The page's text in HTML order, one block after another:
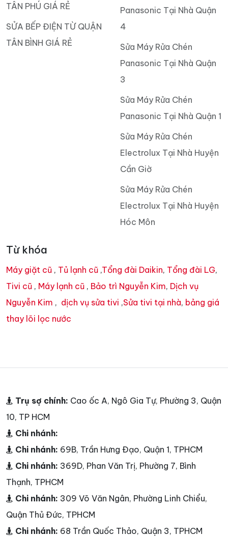
TÂN PHÚ GIÁ RẺ
SỬA BẾP ĐIỆN TỪ QUẬN
TÂN BÌNH GIÁ RẺ
Panasonic Tại Nhà Quận
4
Sửa Máy Rửa Chén
Panasonic Tại Nhà Quận
3
Sửa Máy Rửa Chén
Panasonic Tại Nhà Quận 1
Sửa Máy Rửa Chén
Electrolux Tại Nhà Huyện
Cần Giờ
Sửa Máy Rửa Chén
Electrolux Tại Nhà Huyện
Hóc Môn
Từ khóa
Máy giặt cũ , Tủ lạnh cũ ,Tổng đài Daikin, Tổng đài LG,
Tivi cũ , Máy lạnh cũ , Bảo trì Nguyễn Kim, Dịch vụ
Nguyễn Kim , dịch vụ sửa tivi ,Sửa tivi tại nhà, bảng giá
thay lõi lọc nước
Trụ sợ chính: Cao ốc A, Ngô Gia Tự, Phường 3, Quận
10, TP HCM
Chi nhánh:
Chi nhánh: 69B, Trần Hưng Đạo, Quận 1, TPHCM
Chi nhánh: 369D, Phan Văn Trị, Phường 7, Bình
Thạnh, TPHCM
Chi nhánh: 309 Võ Văn Ngân, Phường Linh Chiểu,
Quận Thủ Đức, TPHCM
Chi nhánh: 68 Trần Quốc Thảo, Quận 3, TPHCM